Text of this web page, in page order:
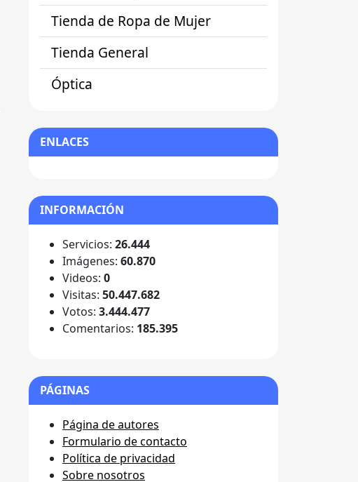
Tienda de Ropa de Mujer
Tienda General
Óptica
ENLACES
INFORMACIÓN
Servicios: 26.444
Imágenes: 60.870
Videos: 0
Visitas: 50.447.682
Votos: 3.444.477
Comentarios: 185.395
PÁGINAS
Página de autores
Formulario de contacto
Política de privacidad
Sobre nosotros